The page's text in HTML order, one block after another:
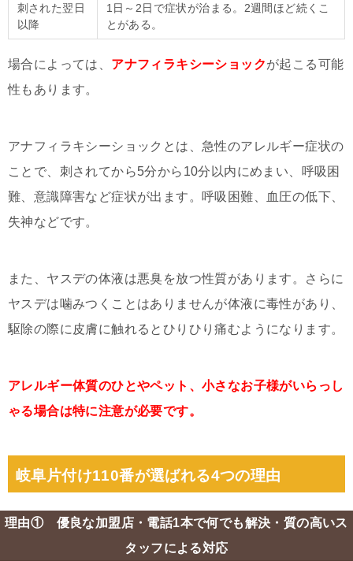
刺された翌日
以降
1日～2日で症状が治まる。2週間ほど続くこ
とがある。
場合によっては、 アナフィラキシーショックが起こる可能
性もあります。
アナフィラキシーショックとは、急性のアレルギー症状の
ことで、刺されてから5分から10分以内にめまい、呼吸困
難、意識障害など症状が出ます。呼吸困難、血圧の低下、
失神などです。
また、ヤスデの体液は悪臭を放つ性質があります。さらに
ヤスデは噛みつくことはありませんが体液に毒性があり、
駆除の際に皮膚に触れるとひりひり痛むようになります。
アレルギー体質のひとやペット、小さなお子様がいらっし
ゃる場合は特に注意が必要です。
岐阜片付け110番が選ばれる4つの理由
理由① 優良な加盟店・電話1本で何でも解決・質の高いス
タッフによる対応